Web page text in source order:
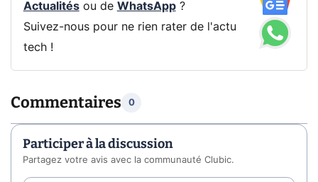
Actualitésou de WhatsApp?
Suivez-nous pour ne rien rater de l'actu
tech !
Commentaires 0
Participer à la discussion
Partagez votre avis avec la communauté Clubic.